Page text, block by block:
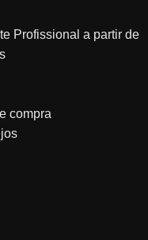
Profissional a partir de
compra